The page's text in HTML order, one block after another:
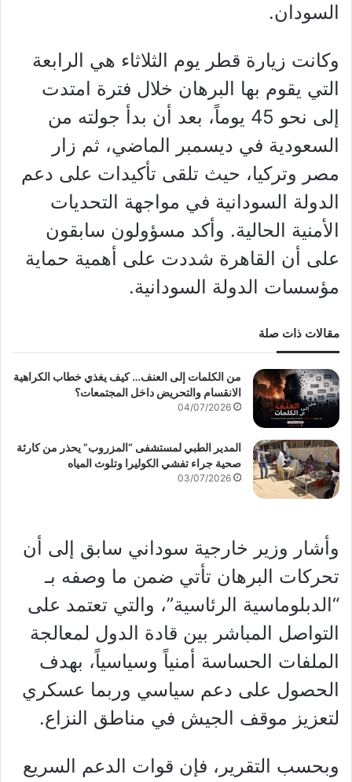
السودان.
وكانت زيارة قطر يوم الثلاثاء هي الرابعة
التي يقوم بها البرهان خلال فترة امتدت
إلى نحو 45 يوماً، بعد أن بدأ جولته من
السعودية في ديسمبر الماضي، ثم زار
مصر وتركيا، حيث تلقى تأكيدات على دعم
الدولة السودانية في مواجهة التحديات
الأمنية الحالية. وأكد مسؤولون سابقون
على أن القاهرة شددت على أهمية حماية
مؤسسات الدولة السودانية.
مقالات ذات صلة
من الكلمات إلى العنف… كيف يغذي خطاب الكراهية
الانقسام والتحريض داخل المجتمعات؟
04/07/2026
المدير الطبي لمستشفى “المزروب” يحذر من كارثة
صحية جراء تفشي الكوليرا وتلوث المياه
03/07/2026
وأشار وزير خارجية سوداني سابق إلى أن
تحركات البرهان تأتي ضمن ما وصفه بـ
“الدبلوماسية الرئاسية”، والتي تعتمد على
التواصل المباشر بين قادة الدول لمعالجة
الملفات الحساسة أمنياً وسياسياً، بهدف
الحصول على دعم سياسي وربما عسكري
لتعزيز موقف الجيش في مناطق النزاع.
وبحسب التقرير، فإن قوات الدعم السريع